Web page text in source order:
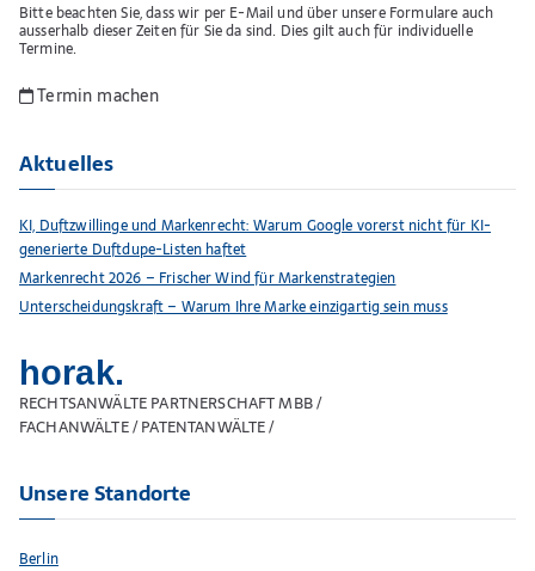
Bitte beachten Sie, dass wir per E-Mail und über unsere Formulare auch
ausserhalb dieser Zeiten für Sie da sind. Dies gilt auch für individuelle
Termine.
Termin machen
Aktuelles
KI, Duftzwillinge und Markenrecht: Warum Google vorerst nicht für KI-
generierte Duftdupe-Listen haftet
Markenrecht 2026 – Frischer Wind für Markenstrategien
Unterscheidungskraft – Warum Ihre Marke einzigartig sein muss
horak.
RECHTSANWÄLTE PARTNERSCHAFT MBB /
FACHANWÄLTE / PATENTANWÄLTE /
Unsere Standorte
Berlin